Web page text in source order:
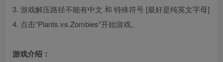
3. 游戏解压路径不能有中文 和 特殊符号 [最好是纯英文字母]
4. 点击“Plants.vs.Zombies”开始游戏。
游戏介绍：